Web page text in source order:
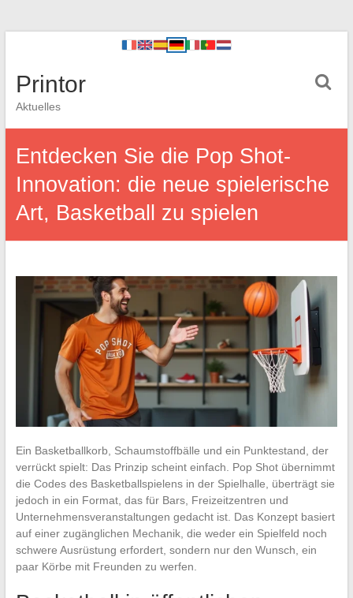
Printor
Aktuelles
Entdecken Sie die Pop Shot-
Innovation: die neue spielerische
Art, Basketball zu spielen
Ein Basketballkorb, Schaumstoffbälle und ein Punktestand, der
verrückt spielt: Das Prinzip scheint einfach. Pop Shot übernimmt
die Codes des Basketballspielens in der Spielhalle, überträgt sie
jedoch in ein Format, das für Bars, Freizeitzentren und
Unternehmensveranstaltungen gedacht ist. Das Konzept basiert
auf einer zugänglichen Mechanik, die weder ein Spielfeld noch
schwere Ausrüstung erfordert, sondern nur den Wunsch, ein
paar Körbe mit Freunden zu werfen.